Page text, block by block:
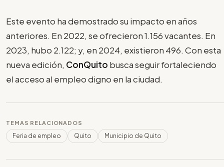
Este evento ha demostrado su impacto en años
anteriores. En 2022, se ofrecieron 1.156 vacantes. En
2023, hubo 2.122; y, en 2024, existieron 496. Con esta
nueva edición, ConQuito busca seguir fortaleciendo
el acceso al empleo digno en la ciudad.
TEMAS RELACIONADOS
Feria de empleo Quito Municipio de Quito